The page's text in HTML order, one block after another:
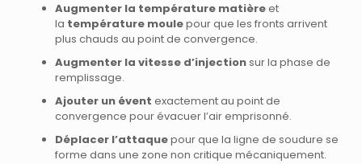
Augmenter la température matièreet
la température moulepour que les fronts arrivent
plus chauds au point de convergence.
Augmenter la vitesse d’injectionsur la phase de
remplissage.
Ajouter un évent exactement au point de
convergence pour évacuer l’air emprisonné.
Déplacer l’attaquepour que la ligne de soudure se
forme dans une zone non critique mécaniquement.